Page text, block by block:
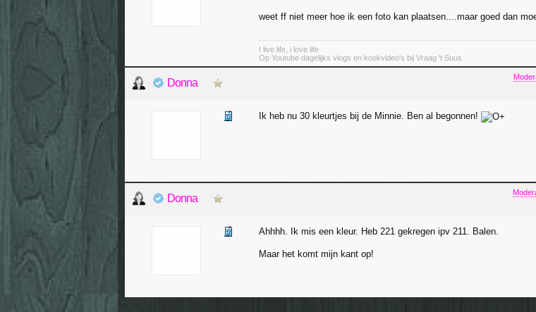
weet ff niet meer hoe ik een foto kan plaatsen....maar goed dan
I live life, i love life
Op Youtube dagelijks vlogs en kookvideo's bij Vraag 't Suus
Donna
Ik heb nu 30 kleurtjes bij de Minnie. Ben al begonnen!
Donna
Ahhhh. Ik mis een kleur. Heb 221 gekregen ipv 211. Balen.
Maar het komt mijn kant op!